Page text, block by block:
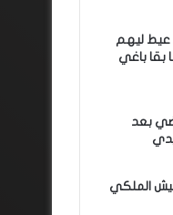
عيط ليهم
بقا باغي
بعد
الملكي